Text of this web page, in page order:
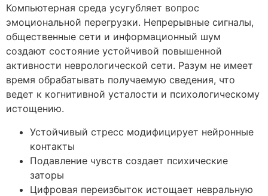
Компьютерная среда усугубляет вопрос
эмоциональной перегрузки. Непрерывные сигналы,
общественные сети и информационный шум
создают состояние устойчивой повышенной
активности неврологической сети. Разум не имеет
время обрабатывать получаемую сведения, что
ведет к когнитивной усталости и психологическому
истощению.
Устойчивый стресс модифицирует нейронные
контакты
Подавление чувств создает психические
заторы
Цифровая переизбыток истощает невральную